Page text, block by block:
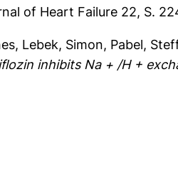
of Heart Failure 22, S.
, Lebek, Simon, Pabel,
inhibits Na + /H +